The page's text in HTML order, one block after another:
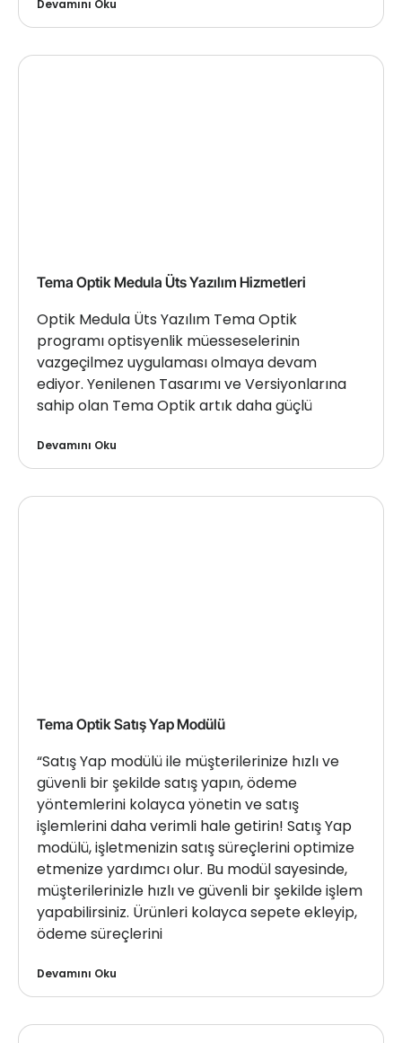
Devamını Oku
Tema Optik Medula Üts Yazılım Hizmetleri
Optik Medula Üts Yazılım Tema Optik
programı optisyenlik müesseselerinin
vazgeçilmez uygulaması olmaya devam
ediyor. Yenilenen Tasarımı ve Versiyonlarına
sahip olan Tema Optik artık daha güçlü
Devamını Oku
Tema Optik Satış Yap Modülü
“Satış Yap modülü ile müşterilerinize hızlı ve
güvenli bir şekilde satış yapın, ödeme
yöntemlerini kolayca yönetin ve satış
işlemlerini daha verimli hale getirin! Satış Yap
modülü, işletmenizin satış süreçlerini optimize
etmenize yardımcı olur. Bu modül sayesinde,
müşterilerinizle hızlı ve güvenli bir şekilde işlem
yapabilirsiniz. Ürünleri kolayca sepete ekleyip,
ödeme süreçlerini
Devamını Oku